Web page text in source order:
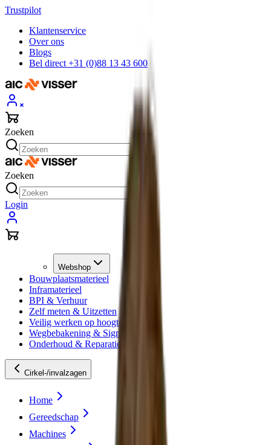
Trustpilot
Klantenservice
Over ons
Blogs
Bel direct +31 (0)88 13 43 600
Zoeken
Zoeken
Login
Webshop
Bouwplaatsmaterieel
Inframaterieel
BPI & Verhuur
Zelf meten & Uitzetten
Veilig werken op hoogte
Wegbebakening & Signing
Onderhoud & Reparatie
Cirkel-/invalzagen
Home
Gereedschap
Machines